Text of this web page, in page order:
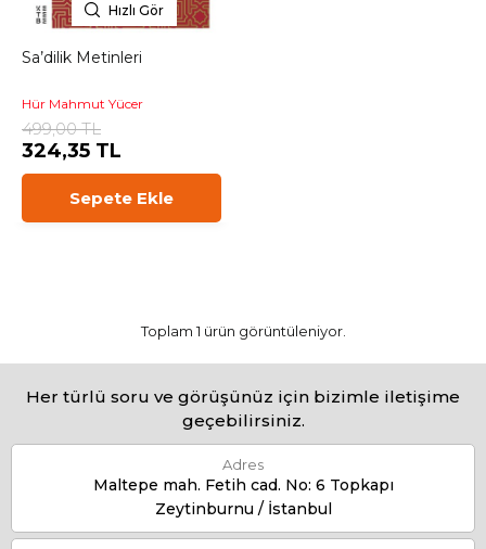
Hızlı Gör
Sa’dilik Metinleri
Hür Mahmut Yücer
499,00 TL
324,35 TL
Sepete Ekle
Toplam 1 ürün görüntüleniyor.
Her türlü soru ve görüşünüz için bizimle iletişime
geçebilirsiniz.
Adres
Maltepe mah. Fetih cad. No: 6 Topkapı
Zeytinburnu / İstanbul